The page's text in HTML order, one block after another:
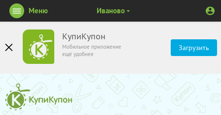
КупиКупон
Мобильное приложение
ещё удобнее
Загрузить
Меню Иваново